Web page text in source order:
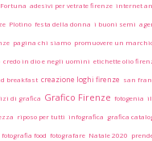
Fortuna adesivi per vetrate firenze internet
Plotino festa della donna i buoni semi
pagina chi siamo promuovere un
credo in dio e negli uomini etichette olio
breakfast creazione loghi firenze san
di grafica Grafico Firenze fotogenia il
riposo per tutti infografica grafica
fotografia food fotografare Natale 2020